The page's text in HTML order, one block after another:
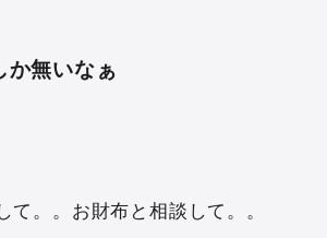
か無いなぁ
て。。お財布と相談して。。